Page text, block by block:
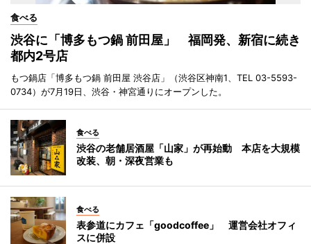
食べる
渋谷に「博多もつ鍋 前田屋」 福岡発、新宿に続き
都内2号店
もつ鍋店「博多もつ鍋 前田屋 渋谷店」（渋谷区神南1、TEL 03-5593-
0734）が7月19日、渋谷・神宮通りにオープンした。
食べる
渋谷の老舗居酒屋「山家」が再始動 本店を大規模
改装、朝・深夜営業も
食べる
表参道にカフェ「goodcoffee」 運営会社オフィ
スに併設